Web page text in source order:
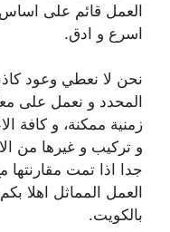
العمل قائم على
اسرع و ادق.
نحن لا نعطي وعود
المحدد و نعمل على
زمنية ممكنة، و كافة
و تركيب و غيرها من
جدا اذا تمت
العمل المماثل اهلا
بالكويت.